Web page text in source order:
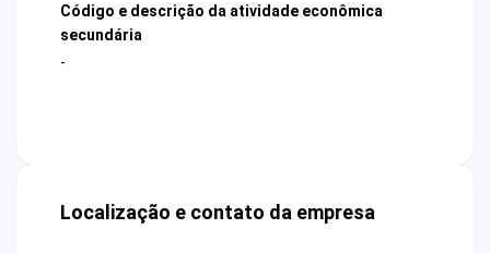
Código e descrição da atividade econômica
secundária
-
Localização e contato da empresa